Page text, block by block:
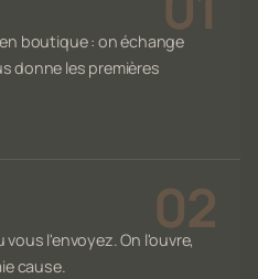
boutique : on échange
donne les premières
l'envoyez. On l'ouvre,
cause.